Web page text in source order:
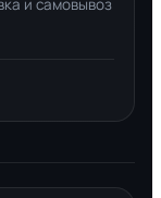
и самовывоз